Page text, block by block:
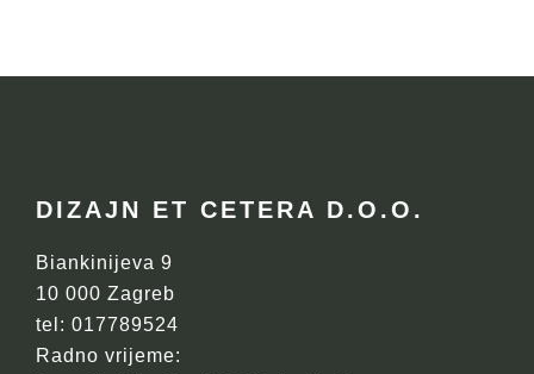
FOOTER
DIZAJN ET CETERA D.O.O.
Biankinijeva 9
10 000 Zagreb
tel: 017789524
Radno vrijeme: